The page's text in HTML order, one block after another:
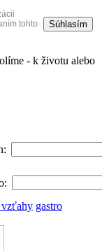
tohto
Súhlasím
- k životu alebo
vzťahy gastro